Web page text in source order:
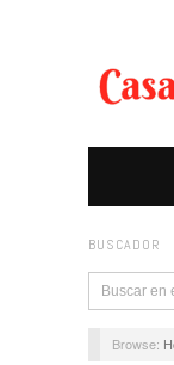
BUSCADOR
Browse: